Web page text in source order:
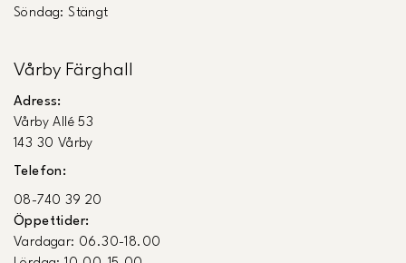
Söndag: Stängt
Vårby Färghall
Adress:
Vårby Allé 53
143 30 Vårby
Telefon:
08-740 39 20
Öppettider:
Vardagar: 06.30-18.00